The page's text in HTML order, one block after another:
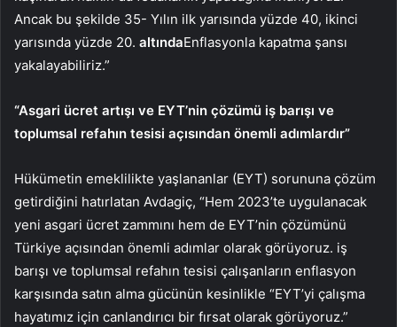
Ancak bu şekilde 35- Yılın ilk yarısında yüzde 40, ikinci
yarısında yüzde 20. altındaEnflasyonla kapatma şansı
yakalayabiliriz.”
“Asgari ücret artışı ve EYT’nin çözümü iş barışı ve
toplumsal refahın tesisi açısından önemli adımlardır”
Hükümetin emeklilikte yaşlananlar (EYT) sorununa çözüm
getirdiğini hatırlatan Avdagiç, “Hem 2023’te uygulanacak
yeni asgari ücret zammını hem de EYT’nin çözümünü
Türkiye açısından önemli adımlar olarak görüyoruz. iş
barışı ve toplumsal refahın tesisi çalışanların enflasyon
karşısında satın alma gücünün kesinlikle “EYT’yi çalışma
hayatımız için canlandırıcı bir fırsat olarak görüyoruz.”